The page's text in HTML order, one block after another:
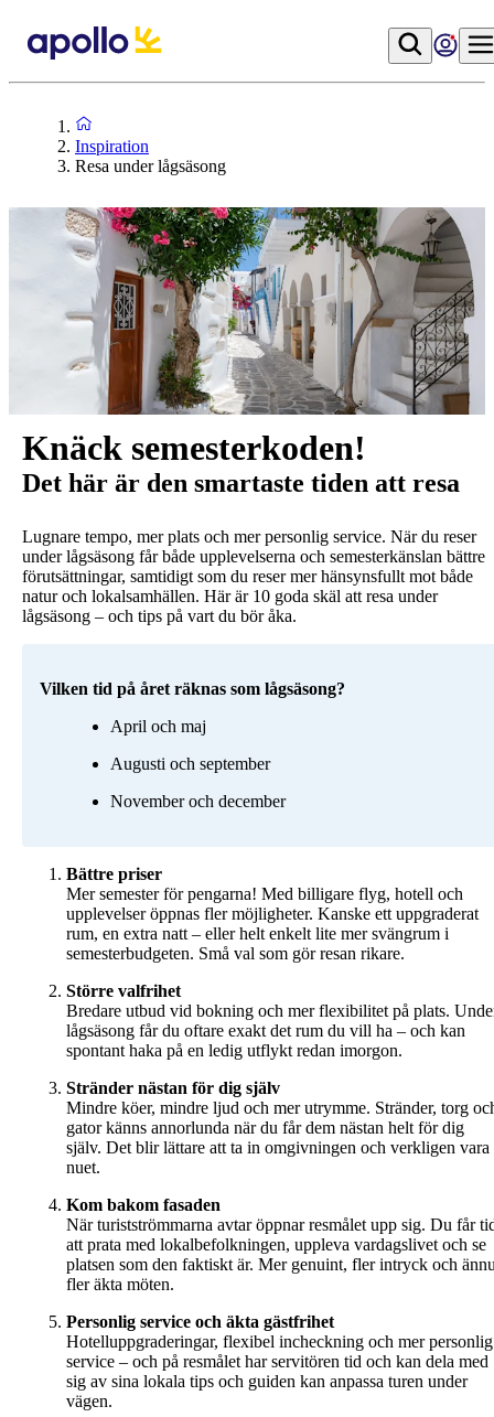
Inspiration
Resa under lågsäsong
Knäck semesterkoden!
Det här är den smartaste tiden att resa
Lugnare tempo, mer plats och mer personlig service. När du reser
under lågsäsong får både upplevelserna och semesterkänslan bättre
förutsättningar, samtidigt som du reser mer hänsynsfullt mot både
natur och lokalsamhällen. Här är 10 goda skäl att resa under
lågsäsong – och tips på vart du bör åka.
Vilken tid på året räknas som lågsäsong?
April och maj
Augusti och september
November och december
Mer semester för pengarna! Med billigare flyg, hotell och
upplevelser öppnas fler möjligheter. Kanske ett uppgraderat
rum, en extra natt – eller helt enkelt lite mer svängrum i
semesterbudgeten. Små val som gör resan rikare.
Större valfrihet
Bredare utbud vid bokning och mer flexibilitet på plats.
lågsäsong får du oftare exakt det rum du vill ha – och kan
spontant haka på en ledig utflykt redan imorgon.
Stränder nästan för dig själv
Mindre köer, mindre ljud och mer utrymme. Stränder, torg
gator känns annorlunda när du får dem nästan helt för dig
själv. Det blir lättare att ta in omgivningen och verkligen vara
nuet.
Kom bakom fasaden
När turistströmmarna avtar öppnar resmålet upp sig. Du får
att prata med lokalbefolkningen, uppleva vardagslivet och se
platsen som den faktiskt är. Mer genuint, fler intryck och
fler äkta möten.
Personlig service och äkta gästfrihet
Hotelluppgraderingar, flexibel incheckning och mer personlig
service – och på resmålet har servitören tid och kan dela med
sig av sina lokala tips och guiden kan anpassa turen under
vägen.